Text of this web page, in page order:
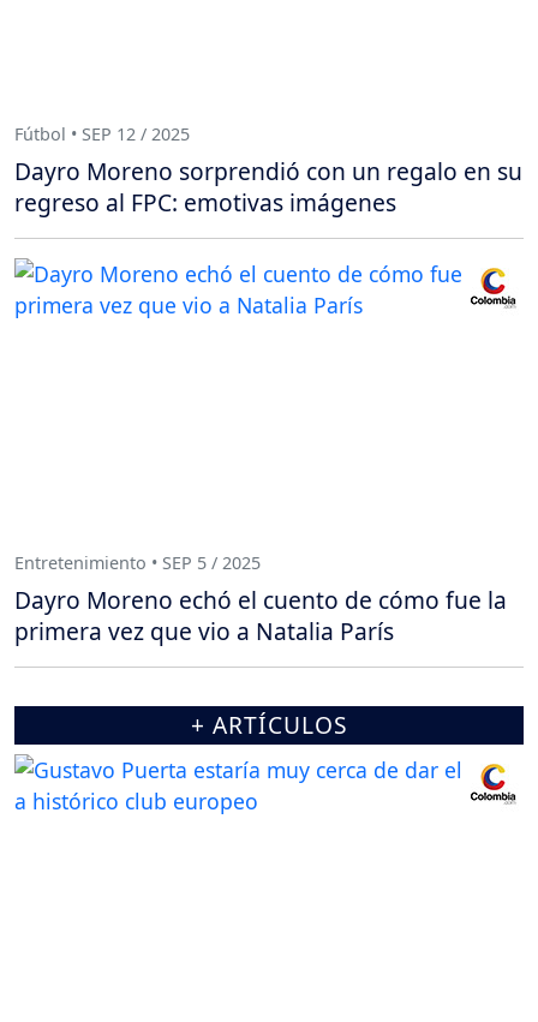
Fútbol • SEP 12 / 2025
Dayro Moreno sorprendió con un regalo en su
regreso al FPC: emotivas imágenes
Entretenimiento • SEP 5 / 2025
Dayro Moreno echó el cuento de cómo fue la
primera vez que vio a Natalia París
+ ARTÍCULOS